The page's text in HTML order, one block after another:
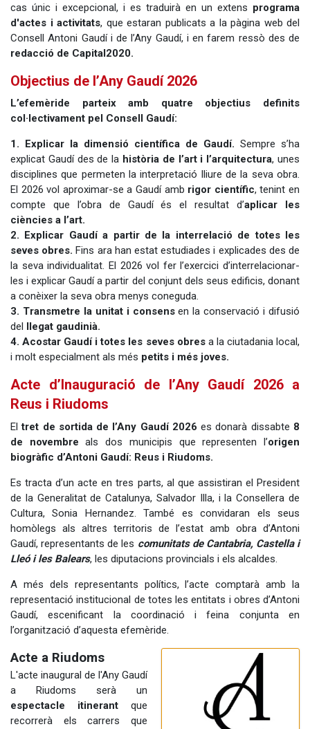
cas únic i excepcional, i es traduirà en un extens programa
d'actes i activitats, que estaran publicats a la pàgina web del
Consell Antoni Gaudí i de l’Any Gaudí, i en farem ressò des de
redacció de Capital2020.
Objectius de l’Any Gaudí 2026
L’efemèride parteix amb quatre objectius definits
col·lectivament pel Consell Gaudí:
1. Explicar la dimensió científica de Gaudí. Sempre s’ha
explicat Gaudí des de la història de l’art i l’arquitectura, unes
disciplines que permeten la interpretació lliure de la seva obra.
El 2026 vol aproximar-se a Gaudí amb rigor científic, tenint en
compte que l’obra de Gaudí és el resultat d’aplicar les
ciències a l’art.
2. Explicar Gaudí a partir de la interrelació de totes les
seves obres. Fins ara han estat estudiades i explicades des de
la seva individualitat. El 2026 vol fer l’exercici d’interrelacionar-
les i explicar Gaudí a partir del conjunt dels seus edificis, donant
a conèixer la seva obra menys coneguda.
3. Transmetre la unitat i consensen la conservació i difusió
del llegat gaudinià.
4. Acostar Gaudí i totes les seves obresa la ciutadania local,
i molt especialment als més petits i més joves.
Acte d’Inauguració de l’Any Gaudí 2026 a
Reus i Riudoms
Eltret de sortida de l’Any Gaudí 2026 es donarà dissabte 8
de novembre als dos municipis que representen l’origen
biogràfic d’Antoni Gaudí: Reus i Riudoms.
Es tracta d’un acte en tres parts, al que assistiran el President
de la Generalitat de Catalunya, Salvador Illa, i la Consellera de
Cultura, Sonia Hernandez. També es convidaran els seus
homòlegs als altres territoris de l’estat amb obra d’Antoni
Gaudí, representants de les comunitats de Cantabria, Castella i
Lleó i les Balears, les diputacions provincials i els alcaldes.
A més dels representants polítics, l’acte comptarà amb la
representació institucional de totes les entitats i obres d’Antoni
Gaudí, escenificant la coordinació i feina conjunta en
l’organització d’aquesta efemèride.
Acte a Riudoms
L'acte inaugural de l'Any Gaudí
a Riudoms serà un
espectacle itinerant que
recorrerà els carrers que